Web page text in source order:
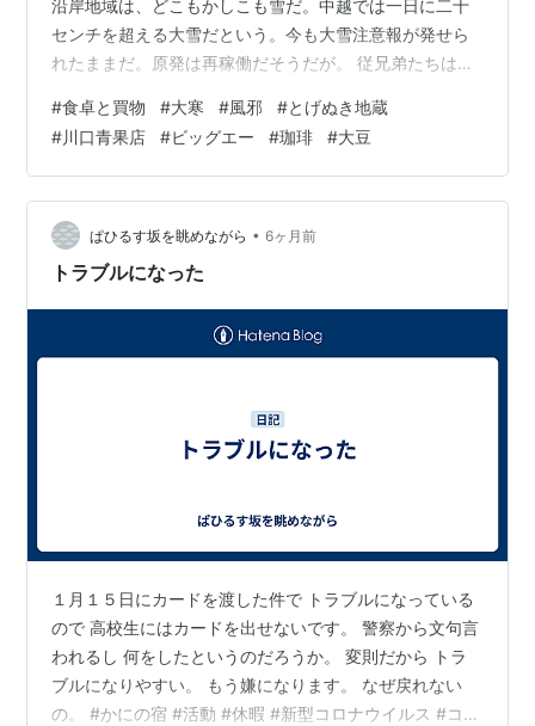
沿岸地域は、どこもかしこも雪だ。中越では一日に二十
センチを超える大雪だという。今も大雪注意報が発せら
れたままだ。原発は再稼働だそうだが。 従兄弟たちは、
しなのは解る。一日手を抜いただけで、大事になりかね
ない。解るけれども、どうか息子たち孫たちに任せて欲
しい。みずからは頑張らずにいて欲しい。よもやとは思
うが、従兄弟たちの性格を想うと、心配だ。 昨日は亡父
の誕生日だった。仏さまにとって娑婆での誕生日なんぞ
たいして重要でもないとはいえ、菩提寺さまへお詣…
#食卓と買物 #大寒 #風邪 #とげぬき地蔵
#川口青果店 #ビッグエー #珈琲 #大豆
ぱひるす坂を眺めながら • 6ヶ月前
トラブルになった
１月１５日にカードを渡した件で トラブルになっている
ので 高校生にはカードを出せないです。 警察から文句言
われるし 何をしたというのだろうか。 変則だから トラ
ブルになりやすい。 もう嫌になります。 なぜ戻れない
の。 #かにの宿 #活動 #休暇 #新型コロナウイルス #コン